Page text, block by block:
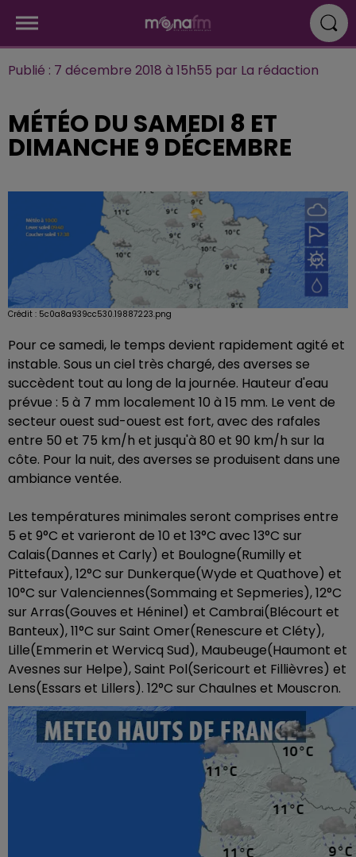
Publié : 7 décembre 2018 à 15h55 par La rédaction
MÉTÉO DU SAMEDI 8 ET
DIMANCHE 9 DÉCEMBRE
Crédit : 5c0a8a939cc530.19887223.png
Pour ce samedi, le temps devient rapidement agité et
instable. Sous un ciel très chargé, des averses se
succèdent tout au long de la journée. Hauteur d'eau
prévue : 5 à 7 mm localement 10 à 15 mm. Le vent de
secteur ouest sud-ouest est fort, avec des rafales
entre 50 et 75 km/h et jusqu'à 80 et 90 km/h sur la
côte. Pour la nuit, des averses se produisent dans une
ambiance ventée.
Les températures minimales seront comprises entre
5 et 9°C et varieront de 10 et 13°C avec 13°C sur
Calais(Dannes et Carly) et Boulogne(Rumilly et
Pittefaux), 12°C sur Dunkerque(Wyde et Quathove) et
10°C sur Valenciennes(Sommaing et Sepmeries), 12°C
sur Arras(Gouves et Héninel) et Cambrai(Blécourt et
Banteux), 11°C sur Saint Omer(Renescure et Cléty),
Lille(Emmerin et Wervicq Sud), Maubeuge(Haumont et
Avesnes sur Helpe), Saint Pol(Sericourt et Fillièvres) et
Lens(Essars et Lillers). 12°C sur Chaulnes et Mouscron.